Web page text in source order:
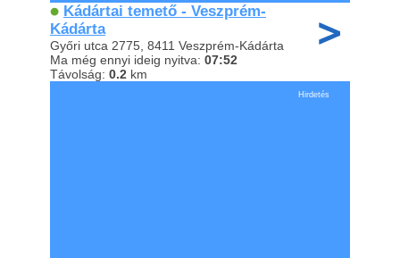
Kádártai temető - Veszprém-
Kádárta
Győri utca 2775, 8411 Veszprém-Kádárta
Ma még ennyi ideig nyitva: 07:52
Távolság: 0.2 km
Hirdetés